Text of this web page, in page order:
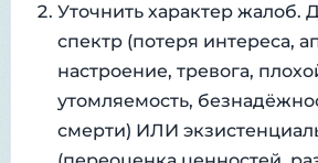
Уточнить характер жалоб.
спектр (потеря интереса,
настроение, тревога,
утомляемость,
смерти) ИЛИ